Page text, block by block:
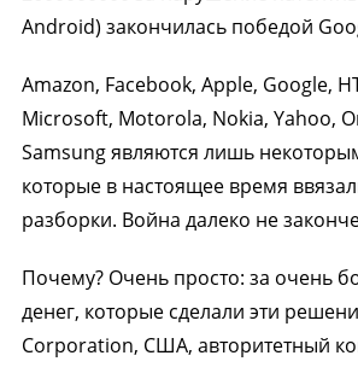
Android) закончилась победой
Amazon, Facebook, Apple, Google,
Microsoft, Motorola, Nokia, Yahoo,
Samsung являются лишь
которые в настоящее время
разборки. Война далеко не
Почему? Очень просто: за очень
денег, которые сделали эти
Corporation, США, авторитетный